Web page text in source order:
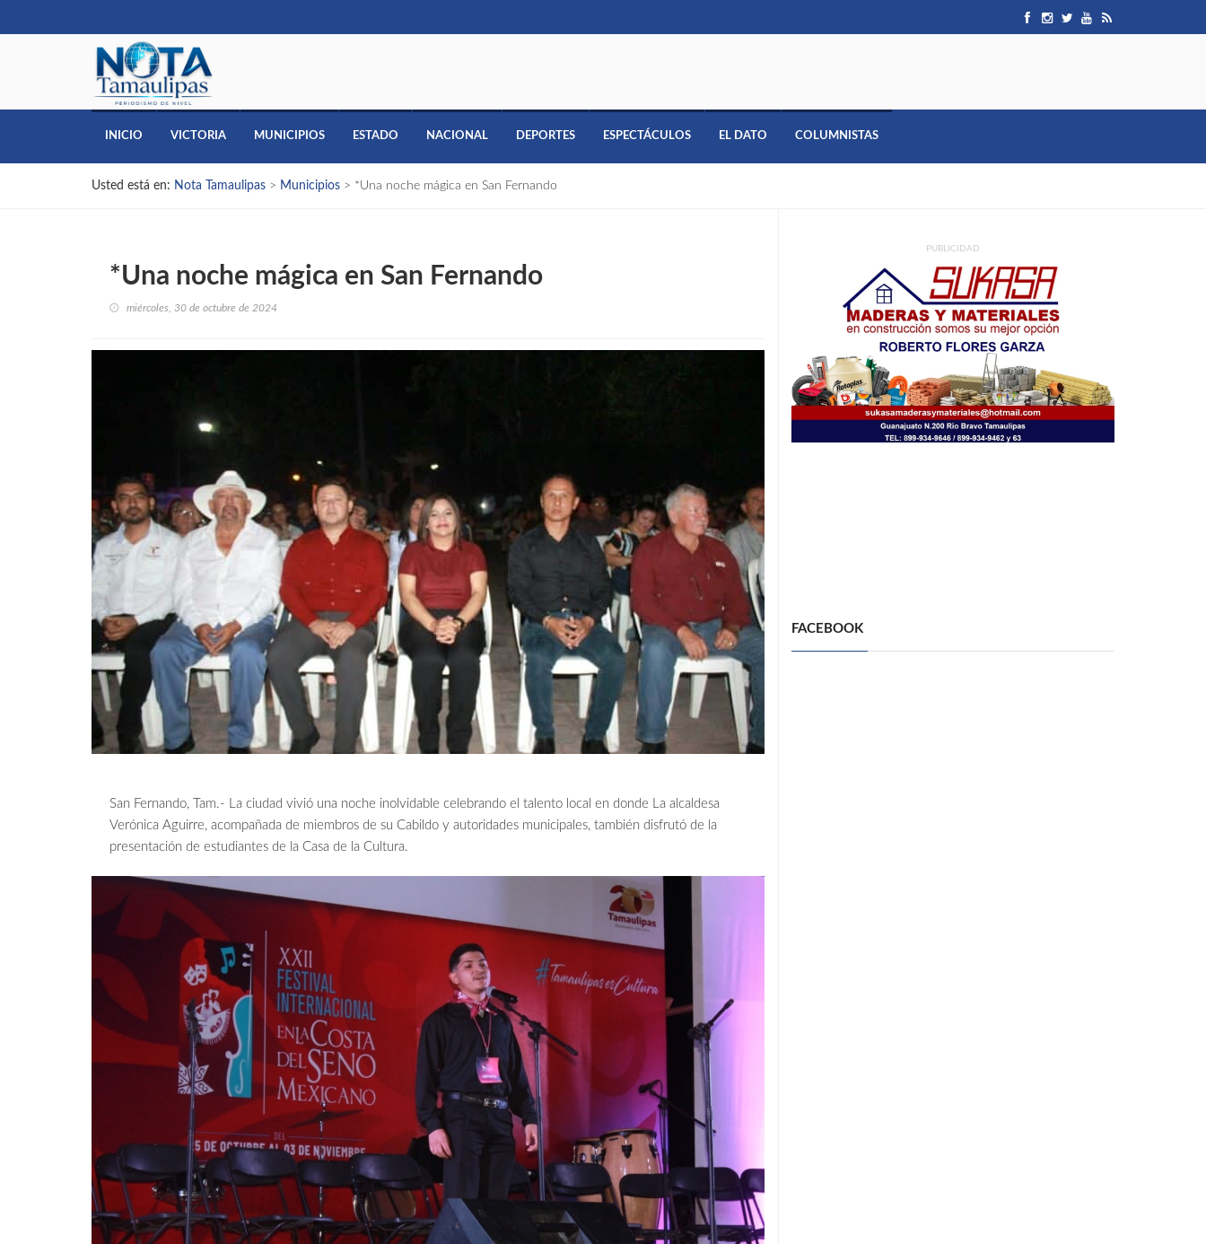
INICIO VICTORIA MUNICIPIOS ESTADO NACIONAL DEPORTES ESPECTÁCULOS EL DATO COLUMNISTAS
Usted está en: Nota Tamaulipas > Municipios > *Una noche mágica en San Fernando
*Una noche mágica en San Fernando
miércoles, 30 de octubre de 2024
San Fernando, Tam.- La ciudad vivió una noche inolvidable celebrando el talento local en donde La alcaldesa
Verónica Aguirre, acompañada de miembros de su Cabildo y autoridades municipales, también disfrutó de la
presentación de estudiantes de la Casa de la Cultura.
PUBLICIDAD
FACEBOOK